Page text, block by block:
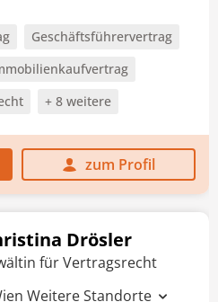
Geschäftsführervertrag
+ 8 weitere
zum Profil
Drösler
für Vertragsrecht
Weitere Standorte